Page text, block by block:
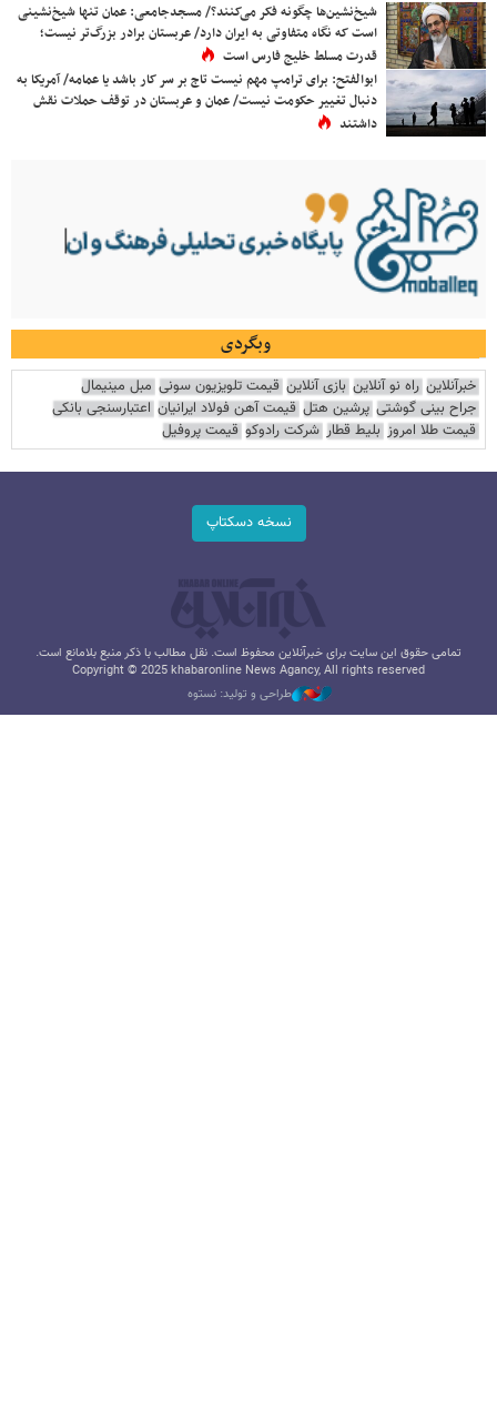
شیخ‌نشین‌ها چگونه فکر می‌کنند؟/ مسجدجامعی: عمان تنها شیخ‌نشینی
است که نگاه متفاوتی به ایران دارد/ عربستان برادر بزرگ‌تر نیست؛
قدرت مسلط خلیج فارس است
ابوالفتح: برای ترامپ مهم نیست تاج بر سر کار باشد یا عمامه/ آمریکا به
دنبال تغییر حکومت نیست/ عمان و عربستان در توقف حملات نقش
داشتند
وبگردی
خبرآنلاین راه نو آنلاین بازی آنلاین قیمت تلویزیون سونی مبل مینیمال
جراح بینی گوشتی پرشین هتل قیمت آهن فولاد ایرانیان اعتبارسنجی بانکی
قیمت طلا امروز بلیط قطار شرکت رادوکو قیمت پروفیل
نسخه دسکتاپ
تمامی حقوق این سایت برای خبرآنلاین محفوظ است. نقل مطالب با ذکر منبع بلامانع است.
Copyright © 2025 khabaronline News Agancy, All rights reserved
طراحی و تولید: نستوه